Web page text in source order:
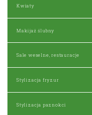
Kwiaty
Makijaż ślubny
Sale weselne, restauracje
Stylizacja fryzur
Stylizacja paznokci